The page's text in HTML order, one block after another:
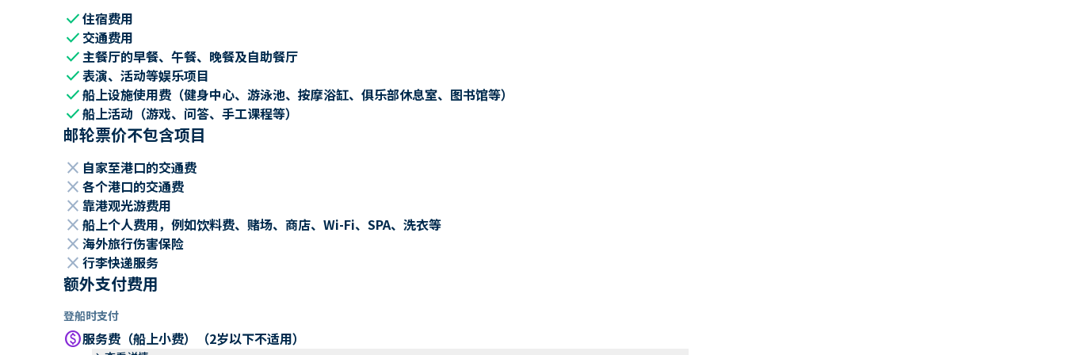
check住宿费用
check 交通费用
check主餐厅的早餐、午餐、晚餐及自助餐厅
check表演、活动等娱乐项目
check船上设施使用费（健身中心、游泳池、按摩浴缸、俱乐部休息室、图书馆等）
check船上活动（游戏、问答、手工课程等）
邮轮票价不包含项目
close 自家至港口的交通费
close 各个港口的交通费
close 靠港观光游费用
close 船上个人费用，例如饮料费、赌场、商店、Wi-Fi、SPA、洗衣等
close 海外旅行伤害保险
close 行李快递服务
额外支付费用
登船时支付
paid服务费（船上小费）（2岁以下不适用）